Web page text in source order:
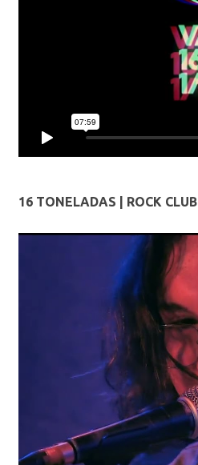
16 TONELADAS | ROCK CLUB